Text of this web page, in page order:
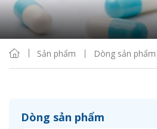
Sản phẩm Dòng sản phẩm
Dòng sản phẩm
Hiển thị